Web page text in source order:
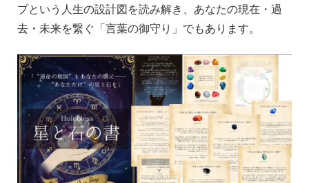
プという人生の設計図を読み解き、あなたの現在・過
去・未来を繋ぐ「言葉の御守り」でもあります。